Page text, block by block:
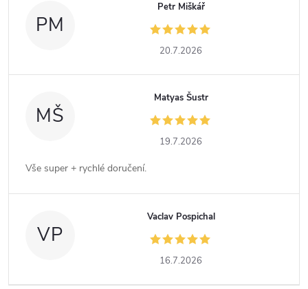
PM
Petr Miškář
20.7.2026
MŠ
Matyas Šustr
19.7.2026
Vše super + rychlé doručení.
VP
Vaclav Pospichal
16.7.2026